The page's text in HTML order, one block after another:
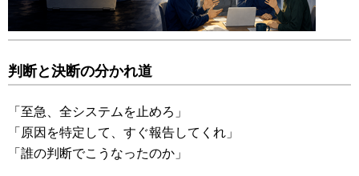
判断と決断の分かれ道
「至急、全システムを止めろ」
「原因を特定して、すぐ報告してくれ」
「誰の判断でこうなったのか」